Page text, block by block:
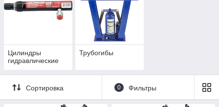
Цилиндры
гидравлические
Трубогибы
Сортировка 0 Фильтры